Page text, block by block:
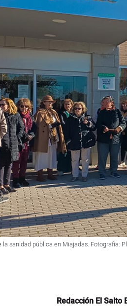
la sanidad pública en Miajadas. Fotografía:
Redacción El Salto